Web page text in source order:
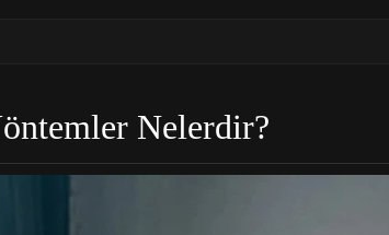
Nelerdir?